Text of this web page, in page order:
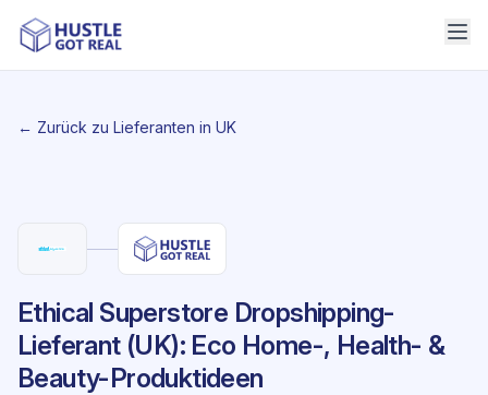
← Zurück zu Lieferanten in UK
Ethical Superstore Dropshipping-
Lieferant (UK): Eco Home-, Health- &
Beauty-Produktideen